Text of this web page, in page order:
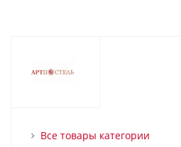
Все товары категории